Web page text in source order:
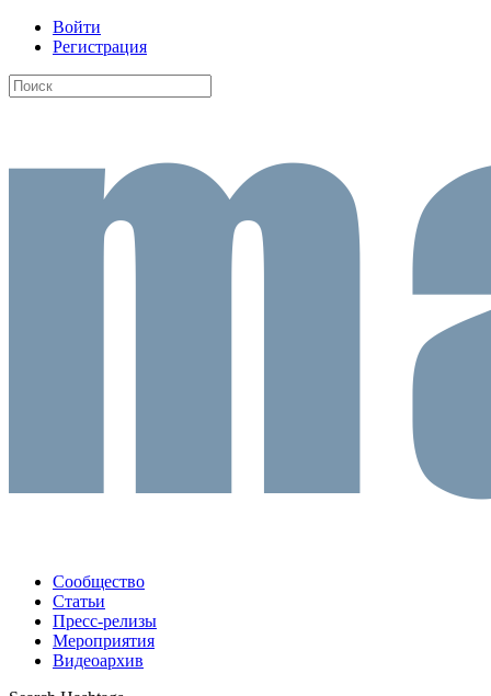
Войти
Регистрация
Сообщество
Статьи
Пресс-релизы
Мероприятия
Видеоархив